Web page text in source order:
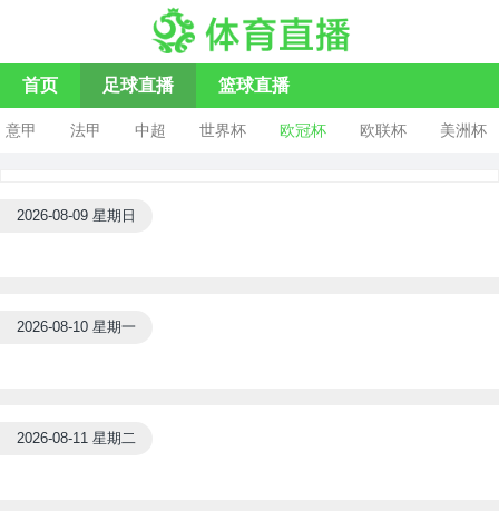
首页 足球直播 篮球直播
意甲 法甲 中超 世界杯 欧冠杯 欧联杯 美洲杯
2026-08-09 星期日
2026-08-10 星期一
2026-08-11 星期二